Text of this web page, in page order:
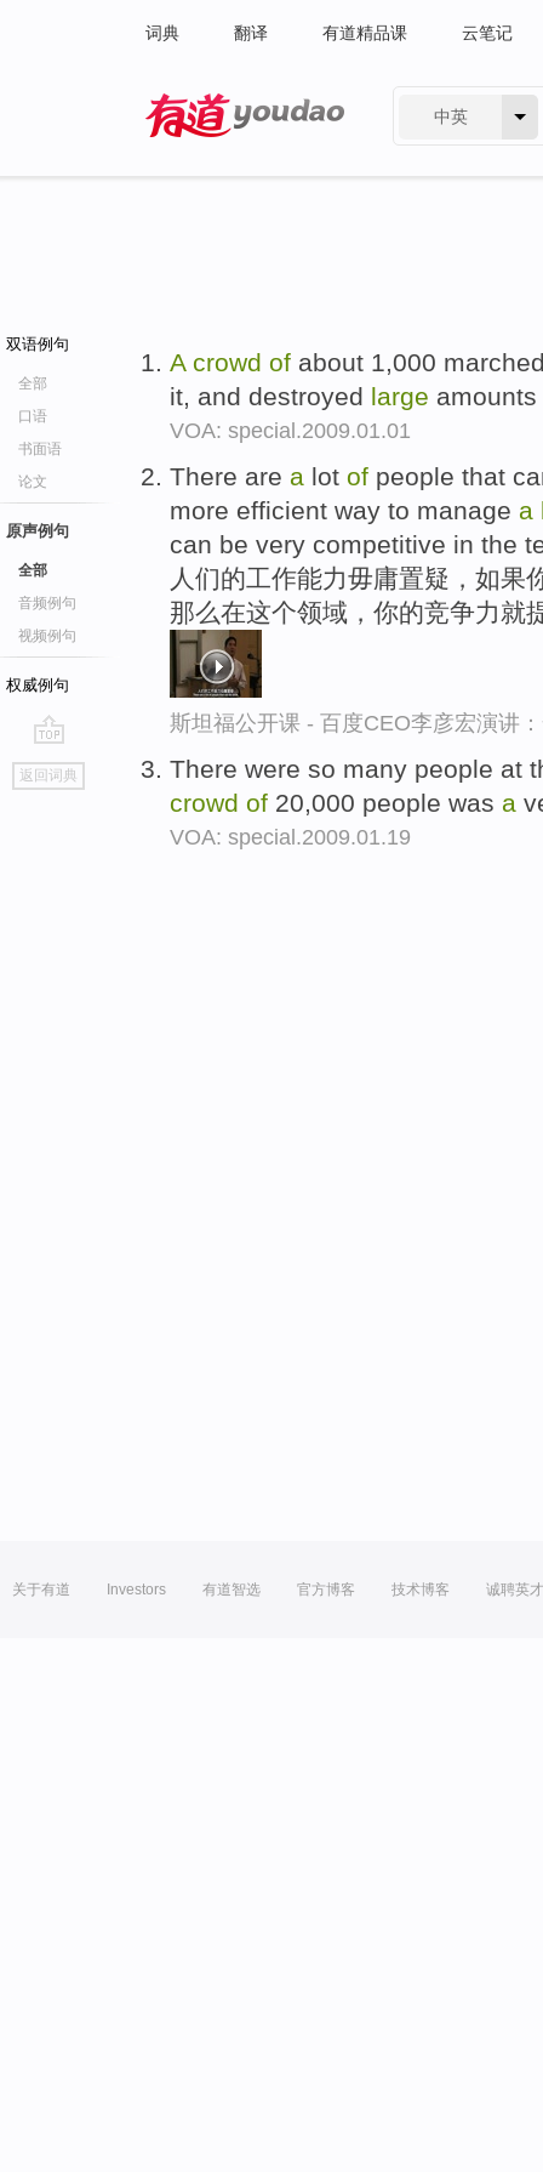
词典 翻译 有道精品课 云笔记
中英
双语例句
全部
口语
书面语
论文
原声例句
全部
音频例句
视频例句
权威例句
go
top
返回词典
A crowd of about 1,000
it, and destroyed large amounts
VOA: special.2009.01.01
There are a lot of people that
more efficient way to manage a
can be very competitive in the
人们的工作能力毋庸置疑，如果
那么在这个领域，你的竞争力就
斯坦福公开课 - 百度CEO李彦宏演讲
There were so many people at
crowd of 20,000 people was a
VOA: special.2009.01.19
关于有道 Investors 有道智选 官方博客 技术博客 诚聘英才